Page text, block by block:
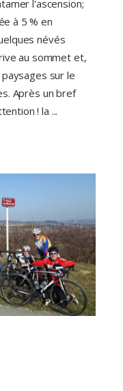
l'ascension;
à 5 % en
névés
au sommet et,
sur le
Après un bref
! la